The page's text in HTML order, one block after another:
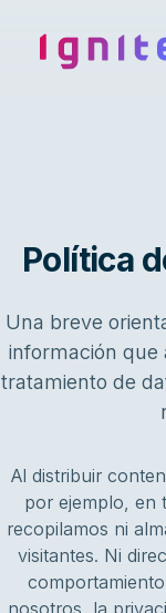
Ignite • Video
Política
Una breve
información que
tratamiento de
Al distribuir
por ejemplo, en
recopilamos ni
visitantes. Ni
nosotros, la